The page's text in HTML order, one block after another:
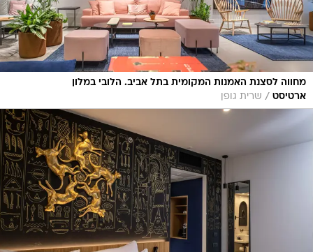
מחווה לסצנת האמנות המקומית בתל אביב. הלובי במלון
ארטיסט / שרית גופן